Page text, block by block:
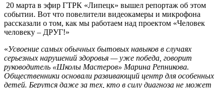
20 марта в эфир ГТРК «Липецк» вышел репортаж об этом
событии. Вот что повелители видеокамеры и микрофона
рассказали о том, как мы работаем над проектом «Человек
человеку – ДРУГ!»
«Усвоение самых обычных бытовых навыков в случаях
серьезных нарушений здоровья — уже победа, говорит
руководитель «Школы Мастеров» Марина Репникова.
Общественники основали развивающий центр для особенных
детей. Берутся даже за тех, кто в силу диагноза не может